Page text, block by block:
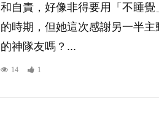
和自責，好像非得要用「不睡
的時期，但她這次感謝另一半
的神隊友嗎？...
14 1